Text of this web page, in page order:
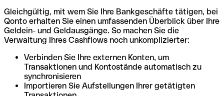
Gleichgültig, mit wem Sie Ihre Bankgeschäfte tätigen, bei
Qonto erhalten Sie einen umfassenden Überblick über Ihre
Geldein- und Geldausgänge. So machen Sie die
Verwaltung Ihres Cashflows noch unkomplizierter:
Verbinden Sie Ihre externen Konten, um
Transaktionen und Kontostände automatisch zu
synchronisieren
Importieren Sie Aufstellungen Ihrer getätigten